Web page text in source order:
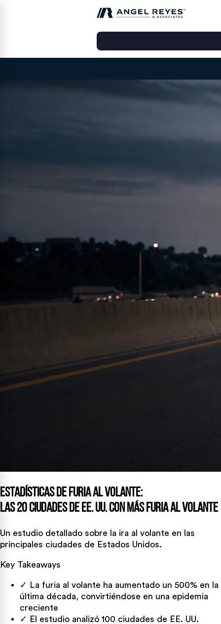
Estadísticas de furia al volante:
Las 20 ciudades de EE. UU. con más furia al volante
Un estudio detallado sobre la ira al volante en las
principales ciudades de Estados Unidos.
Key Takeaways
✓
La furia al volante ha aumentado un 500% en la
última década, convirtiéndose en una epidemia
creciente
✓
El estudio analizó 100 ciudades de EE. UU.